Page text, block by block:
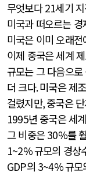
무엇보다21세기
미국과 떠오르는
미국은 이미 오래전
이제 중국은 세계
규모는 그 다음으로
더 크다.미국은 제
걸렸지만,중국은
1995년 중국은 세
그 비중은30%를
1~2%규모의 경상
GDP의 3~4%규